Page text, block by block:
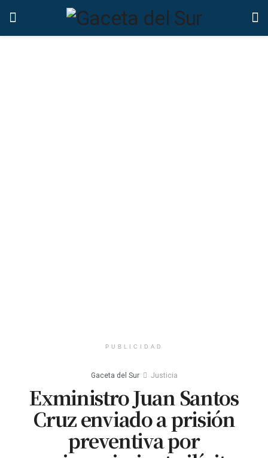
PUBLICIDAD
Gaceta del Sur Justicia
Exministro Juan Santos
Cruz enviado a prisión
preventiva por